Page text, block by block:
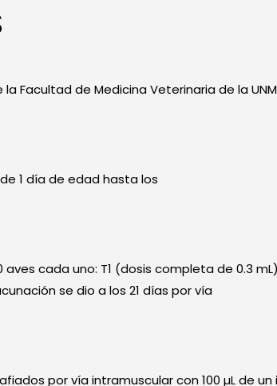
Facultad de Medicina Veterinaria de la
1 día de edad hasta los
cada uno: T1 (dosis completa de 0.3
se dio a los 21 días por vía
por vía intramuscular con 100 µL de